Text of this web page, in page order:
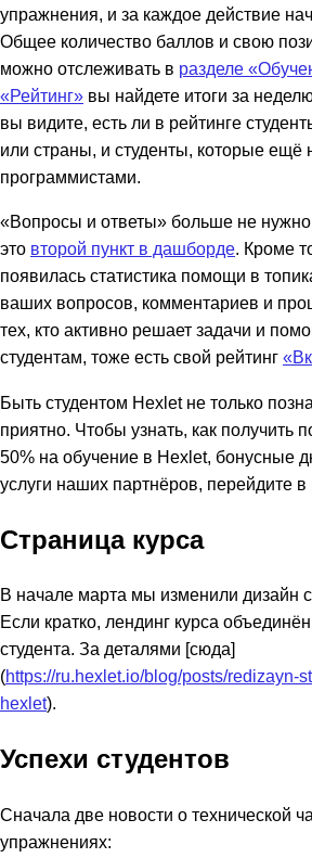
упражнения, и за каждое действие
Общее количество баллов и свою
можно отслеживать в разделе
«Рейтинг» вы найдете итоги за
вы видите, есть ли в рейтинге
или страны, и студенты, которые ещё
программистами.
«Вопросы и ответы» больше не нужно
это второй пункт в дашборде. Кроме
появилась статистика помощи в
ваших вопросов, комментариев и
тех, кто активно решает задачи и
студентам, тоже есть свой рейтинг
Быть студентом Hexlet не только
приятно. Чтобы узнать, как получить
50% на обучение в Hexlet, бонусные
услуги наших партнёров, перейдите в
Страница курса
В начале марта мы изменили дизайн
Если кратко, лендинг курса
студента. За деталями [сюда]
(https://ru.hexlet.io/blog/posts/redizayn-
hexlet).
Успехи студентов
Сначала две новости о технической
упражнениях: